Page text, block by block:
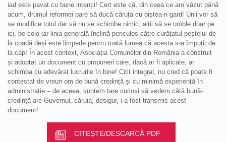
iad este pavat cu bune intenții! Cert este că, din ceea ce am văzut până
acum, drumul reformei pare să ducă căruța cu oiștea-n gard! Unii vor să
se modifice totul dar să nu se schimbe nimic, alții să se umble doar pe
ici, pe colo iar linia generală înclină periculos către curățatul peștelui de
la coadă deși este limpede pentru toată lumea că acesta s-a împuțit de
la cap! În acest context, Asociația Comunelor din România a construit
și adoptat un document cu propuneri care, dacă ar fi aplicate, ar
schimba cu adevărat lucrurile în bine! Citit integral, nu cred că poate fi
contestat de vreun om de bună credință și cu minimă experiență în
administrație – de aceea, suntem tare curioși să vedem câtă bună-
credință are Guvernul, căruia, desigur, i-a fost transmis acest
document!
CITEȘTE/DESCARCĂ PDF